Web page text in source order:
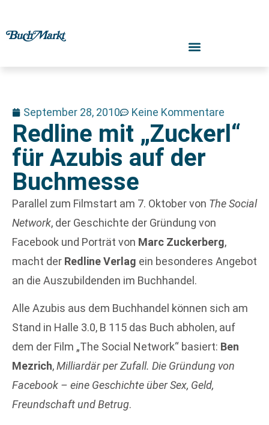
September 28, 2010 Keine Kommentare
Redline mit „Zuckerl“
für Azubis auf der
Buchmesse
Parallel zum Filmstart am 7. Oktober von The Social
Network, der Geschichte der Gründung von
Facebook und Porträt von Marc Zuckerberg,
macht der Redline Verlag ein besonderes Angebot
an die Auszubildenden im Buchhandel.
Alle Azubis aus dem Buchhandel können sich am
Stand in Halle 3.0, B 115 das Buch abholen, auf
dem der Film „The Social Network“ basiert: Ben
Mezrich,Milliardär per Zufall. Die Gründung von
Facebook – eine Geschichte über Sex, Geld,
Freundschaft und Betrug.